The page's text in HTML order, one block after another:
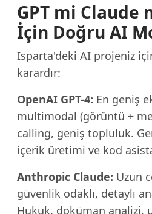
GPT mi Claude
İçin Doğru AI
Isparta'deki AI projeniz
karardır:
OpenAI GPT-4: En geniş
multimodal (görüntü +
calling, geniş topluluk.
içerik üretimi ve kod
Anthropic Claude: Uzun
güvenlik odaklı, detaylı
Hukuk, doküman analizi,